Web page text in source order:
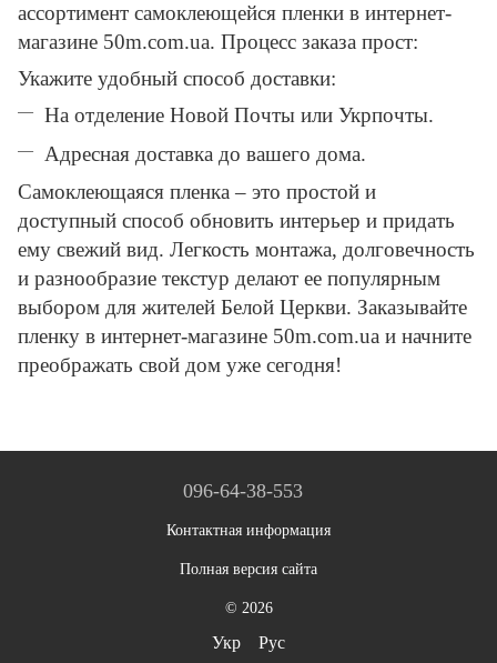
ассортимент самоклеющейся пленки в интернет-
магазине 50m.com.ua. Процесс заказа прост:
Укажите удобный способ доставки:
На отделение Новой Почты или Укрпочты.
Адресная доставка до вашего дома.
Самоклеющаяся пленка – это простой и
доступный способ обновить интерьер и придать
ему свежий вид. Легкость монтажа, долговечность
и разнообразие текстур делают ее популярным
выбором для жителей Белой Церкви. Заказывайте
пленку в интернет-магазине 50m.com.ua и начните
преображать свой дом уже сегодня!
096-64-38-553
Контактная информация
Полная версия сайта
© 2026
Укр Рус